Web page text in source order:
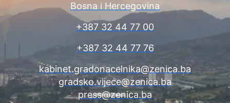
Bosna i Hercegovina
+387 32 44 77 00
+387 32 44 77 76
kabinet.gradonacelnika@zenica.ba
gradsko.vijece@zenica.ba
press@zenica.ba